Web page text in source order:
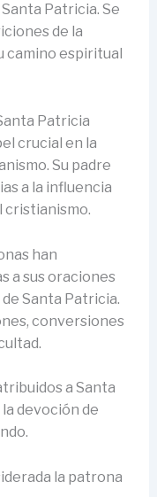
Patricia. Se
de la
camino espiritual
Patricia
crucial en la
Su padre
a la influencia
cristianismo.
han
a sus oraciones
Santa Patricia.
conversiones
a Santa
devoción de
la patrona